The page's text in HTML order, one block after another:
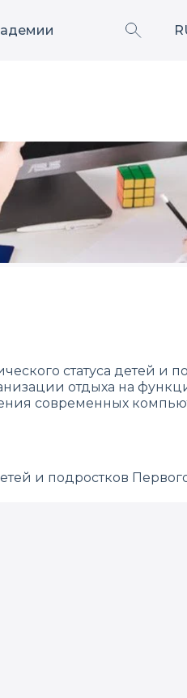
статуса детей и
отдыха на
современных
и подростков